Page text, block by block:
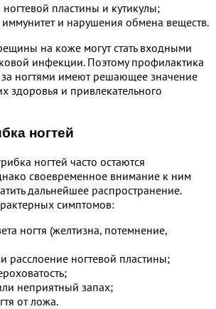
пластины и кутикулы;
и нарушения обмена веществ.
на коже могут стать входными
инфекции. Поэтому профилактика
ногтями имеют решающее значение
здоровья и привлекательного
ногтей
ногтей часто остаются
своевременное внимание к ним
дальнейшее распространение.
симптомов:
ногтя (желтизна, потемнение,
расслоение ногтевой пластины;
неприятный запах;
от ложа.